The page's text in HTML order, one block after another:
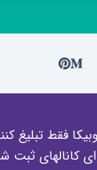
فقط تبلیغ
کانالهای ثبت